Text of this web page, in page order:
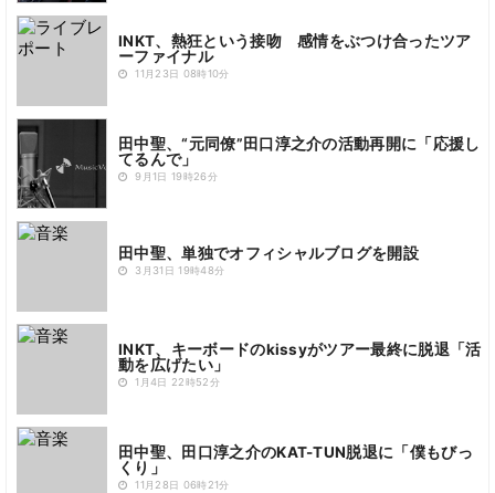
INKT、熱狂という接吻 感情をぶつけ合ったツア
ーファイナル
11月23日 08時10分
田中聖、“元同僚”田口淳之介の活動再開に「応援し
てるんで」
9月1日 19時26分
田中聖、単独でオフィシャルブログを開設
3月31日 19時48分
INKT、キーボードのkissyがツアー最終に脱退「活
動を広げたい」
1月4日 22時52分
田中聖、田口淳之介のKAT-TUN脱退に「僕もびっ
くり」
11月28日 06時21分